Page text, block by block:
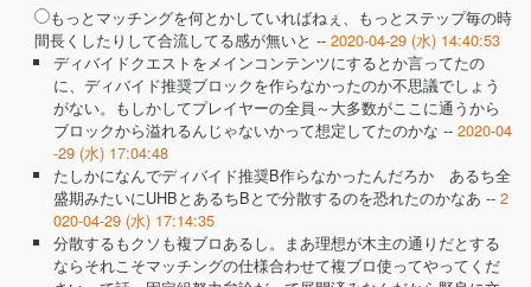
もっとマッチングを何とかしていればねぇ、もっとステップ毎の時
間長くしたりして合流してる感が無いと -- 2020-04-29 (水) 14:40:53
ディバイドクエストをメインコンテンツにするとか言ってたの
に、ディバイド推奨ブロックを作らなかったのか不思議でしょう
がない。もしかしてプレイヤーの全員～大多数がここに通うから
ブロックから溢れるんじゃないかって想定してたのかな -- 2020-04
-29 (水) 17:04:48
たしかになんでディバイド推奨B作らなかったんだろか あるち全
盛期みたいにUHBとあるちBとで分散するのを恐れたのかなあ -- 2
020-04-29 (水) 17:14:35
分散するもクソも複ブロあるし。まあ理想が木主の通りだとする
ならそれこそマッチングの仕様合わせて複ブロ使ってやってくだ